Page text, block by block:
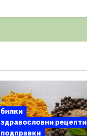
билки
здравословни рецепти
подправки